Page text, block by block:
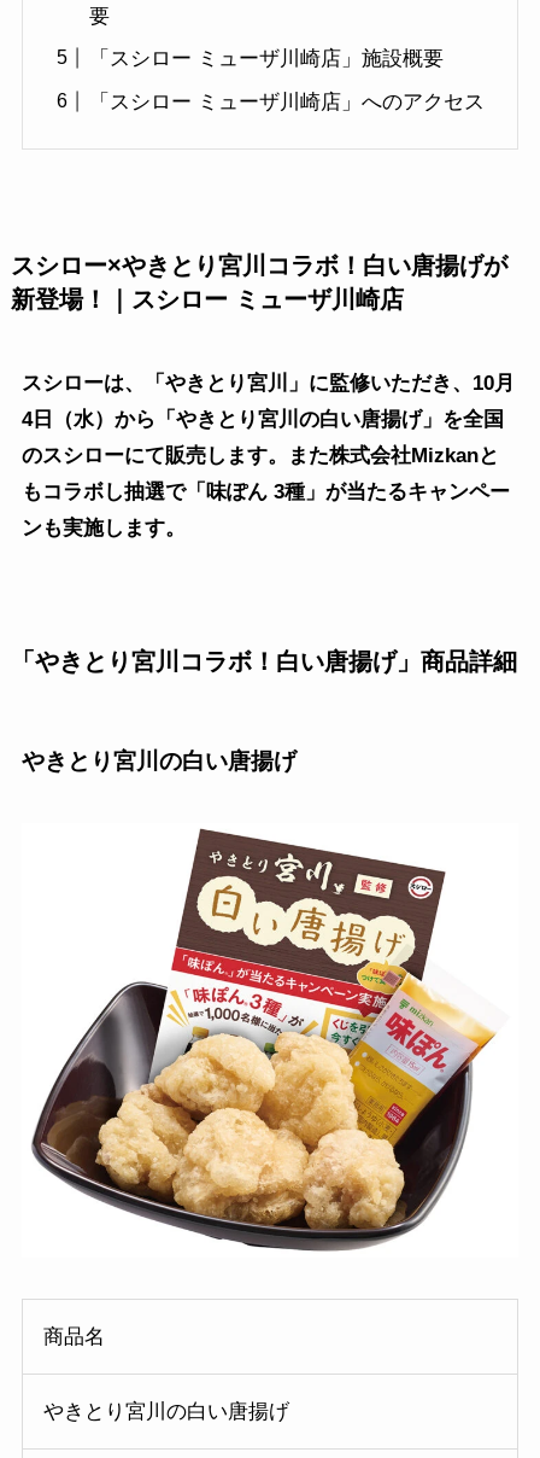
要
「スシロー ミューザ川崎店」施設概要
「スシロー ミューザ川崎店」へのアクセス
スシロー×やきとり宮川コラボ！白い唐揚げが
新登場！｜スシロー ミューザ川崎店
スシローは、「やきとり宮川」に監修いただき、10月
4日（水）から「やきとり宮川の白い唐揚げ」を全国
のスシローにて販売します。また株式会社Mizkanと
もコラボし抽選で「味ぽん 3種」が当たるキャンペー
ンも実施します。
「やきとり宮川コラボ！白い唐揚げ」商品詳細
やきとり宮川の白い唐揚げ
商品名
やきとり宮川の白い唐揚げ